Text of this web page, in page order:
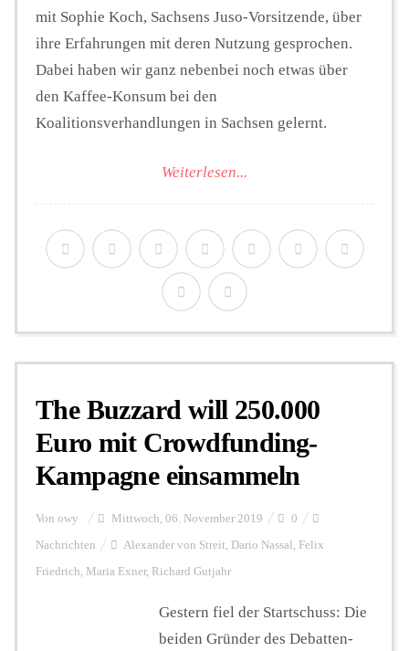
mit Sophie Koch, Sachsens Juso-Vorsitzende, über
ihre Erfahrungen mit deren Nutzung gesprochen.
Dabei haben wir ganz nebenbei noch etwas über
den Kaffee-Konsum bei den
Koalitionsverhandlungen in Sachsen gelernt.
Weiterlesen...
The Buzzard will 250.000
Euro mit Crowdfunding-
Kampagne einsammeln
Von owy Mittwoch, 06. November 2019 0
Nachrichten Alexander von Streit, Dario Nassal , Felix
Friedrich, Maria Exner, Richard Gutjahr
Gestern fiel der Startschuss: Die
beiden Gründer des Debatten-